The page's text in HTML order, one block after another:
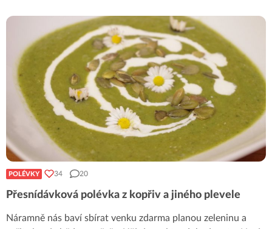
POLÉVKY 34 20
Přesnídávková polévka z kopřiv a jiného plevele
Náramně nás baví sbírat venku zdarma planou zeleninu a